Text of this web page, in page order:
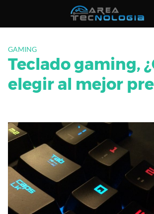
contenido
GAMING
Teclado gaming,
elegir al mejor